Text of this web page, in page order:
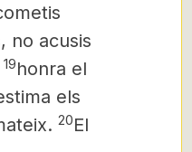
no acusis
19honra el
els
20El